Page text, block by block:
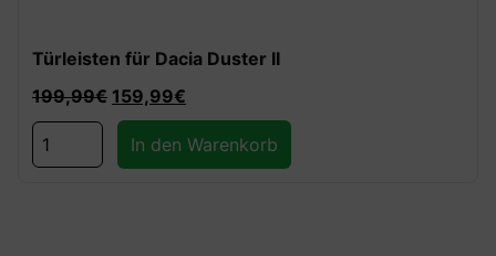
Türleisten für Dacia Duster II
199,99€ 159,99€
In den Warenkorb